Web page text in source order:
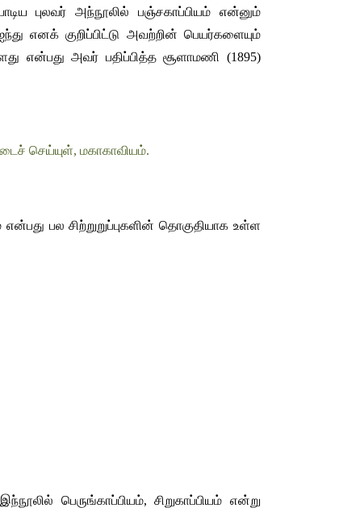
புலவர் அந்நூலில் பஞ்சகாப்பியம் என்னும்
எனக் குறிப்பிட்டு அவற்றின் பெயர்களையும்
என்பது அவர் பதிப்பித்த சூளாமணி (1895)
செய்யுள், மகாகாவியம்.
பல சிற்றுறுப்புகளின் தொகுதியாக உள்ள
பெருங்காப்பியம், சிறுகாப்பியம் என்று